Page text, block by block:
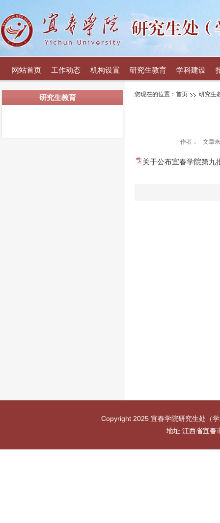
网站首页 工作动态 机构设置 研究生教育 学科建设
研究生教育 您现在的位置： 首页 研究生
作者： 文章
关于公布宜春学院第九
Copyright 2025 宜春学院研究生处（
地址:江西省宜